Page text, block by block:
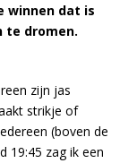
winnen dat is
te dromen.
zijn jas
strikje of
(boven de
19:45 zag ik een